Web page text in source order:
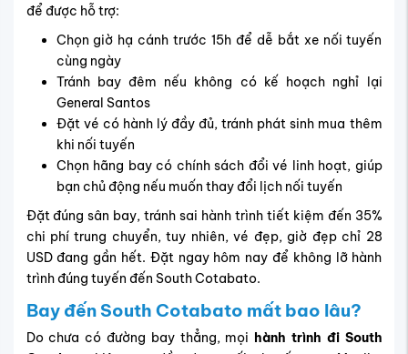
để được hỗ trợ:
Chọn giờ hạ cánh trước 15h để dễ bắt xe nối tuyến
cùng ngày
Tránh bay đêm nếu không có kế hoạch nghỉ lại
General Santos
Đặt vé có hành lý đầy đủ, tránh phát sinh mua thêm
khi nối tuyến
Chọn hãng bay có chính sách đổi vé linh hoạt, giúp
bạn chủ động nếu muốn thay đổi lịch nối tuyến
Đặt đúng sân bay, tránh sai hành trình tiết kiệm đến 35%
chi phí trung chuyển, tuy nhiên, vé đẹp, giờ đẹp chỉ 28
USD đang gần hết. Đặt ngay hôm nay để không lỡ hành
trình đúng tuyến đến South Cotabato.
Bay đến South Cotabato mất bao lâu?
Do chưa có đường bay thẳng, mọi hành trình đi South